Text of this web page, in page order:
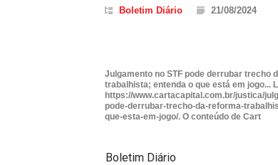
Boletim Diário 21/08/2024
Julgamento no STF pode derrubar trecho
trabalhista; entenda o que está em jogo...
https://www.cartacapital.com.br/justica/
pode-derrubar-trecho-da-reforma-
que-esta-em-jogo/. O conteúdo de Cart
Boletim Diário